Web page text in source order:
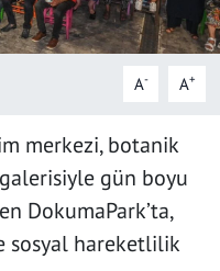
A- A+
merkezi, botanik
galerisiyle gün boyu
DokumaPark’ta,
sosyal hareketlilik